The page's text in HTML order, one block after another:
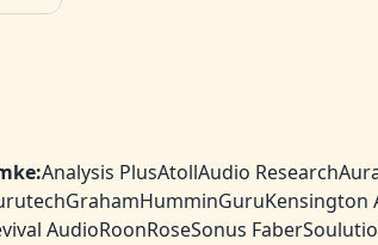
Analysis PlusAtollAudio Research
GrahamHumminGuruKensington
AudioRoonRoseSonus Faber